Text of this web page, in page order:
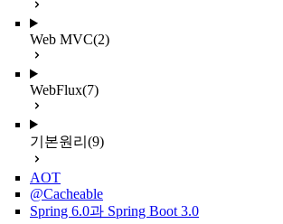
Web MVC(2)
WebFlux(7)
기본원리 (9)
AOT
@Cacheable
Spring 6.0과 Spring Boot 3.0